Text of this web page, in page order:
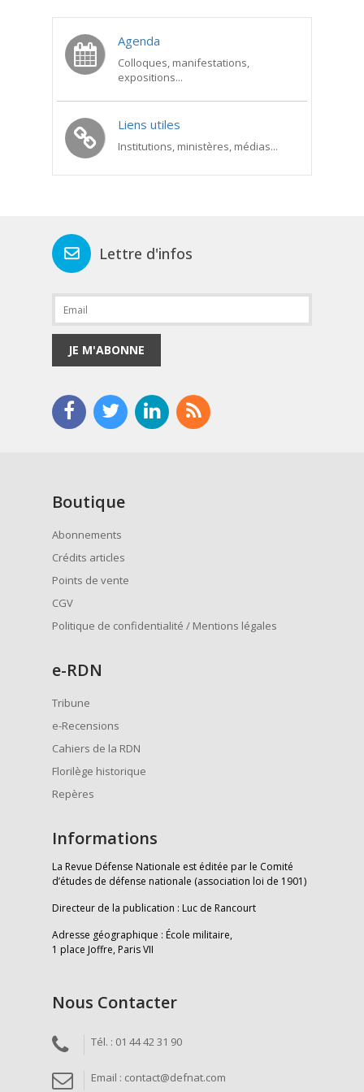
Agenda
Colloques, manifestations,
expositions...
Liens utiles
Institutions, ministères, médias...
Lettre d'infos
JE M'ABONNE
Boutique
Abonnements
Crédits articles
Points de vente
CGV
Politique de confidentialité / Mentions légales
e-RDN
Tribune
e-Recensions
Cahiers de la RDN
Florilège historique
Repères
Informations
La Revue Défense Nationale est éditée par le Comité
d’études de défense nationale (association loi de 1901)
Directeur de la publication : Luc de Rancourt
Adresse géographique : École militaire,
1 place Joffre, Paris VII
Nous Contacter
Tél. : 01 44 42 31 90
Email : contact@defnat.com